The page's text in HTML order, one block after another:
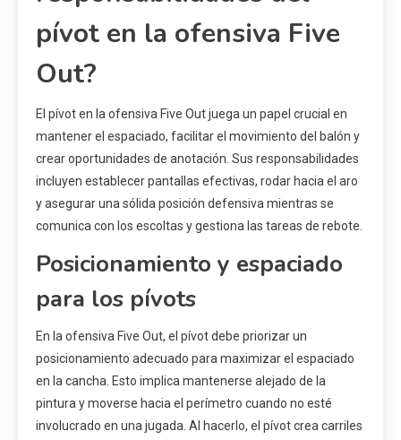
pívot en la ofensiva Five
Out?
El pívot en la ofensiva Five Out juega un papel crucial en
mantener el espaciado, facilitar el movimiento del balón y
crear oportunidades de anotación. Sus responsabilidades
incluyen establecer pantallas efectivas, rodar hacia el aro
y asegurar una sólida posición defensiva mientras se
comunica con los escoltas y gestiona las tareas de rebote.
Posicionamiento y espaciado
para los pívots
En la ofensiva Five Out, el pívot debe priorizar un
posicionamiento adecuado para maximizar el espaciado
en la cancha. Esto implica mantenerse alejado de la
pintura y moverse hacia el perímetro cuando no esté
involucrado en una jugada. Al hacerlo, el pívot crea carriles